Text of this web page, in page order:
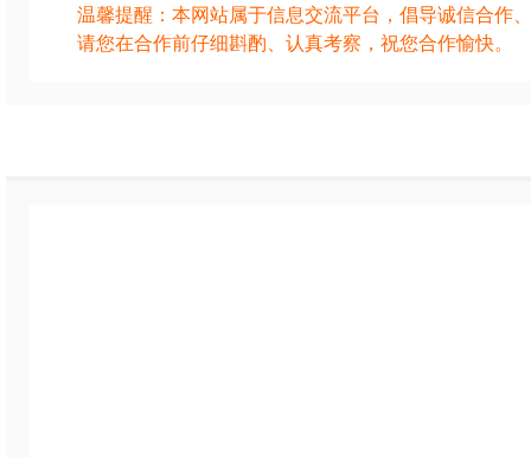
温馨提醒：本网站属于信息交流平台，倡导诚信合作
请您在合作前仔细斟酌、认真考察，祝您合作愉快。